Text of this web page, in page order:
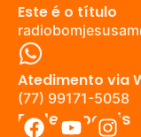
Este é o título
Atedimento via
(77) 99171-5058
Redes Sociais